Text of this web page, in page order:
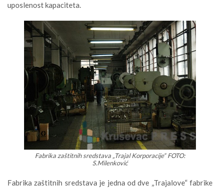
uposlenost kapaciteta.
Fabrika zaštitnih sredstava „Trajal Korporacije“ FOTO:
S.Milenković
Fabrika zaštitnih sredstava je jedna od dve „Trajalove“ fabrike